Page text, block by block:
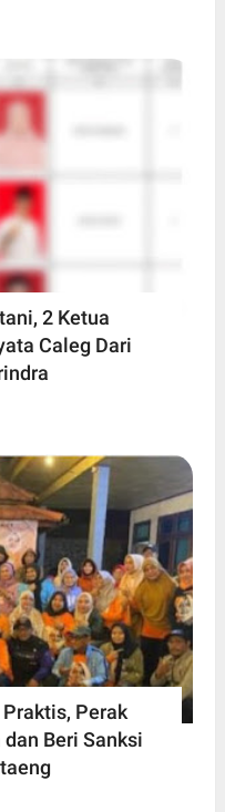
2 Ketua
Caleg Dari
Perak
Beri Sanksi